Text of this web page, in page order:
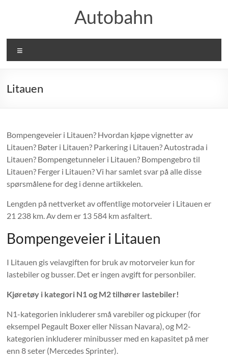
Autobahn
Litauen
Bompengeveier i Litauen? Hvordan kjøpe vignetter av
Litauen? Bøter i Litauen? Parkering i Litauen? Autostrada i
Litauen? Bompengetunneler i Litauen? Bompengebro til
Litauen? Ferger i Litauen? Vi har samlet svar på alle disse
spørsmålene for deg i denne artikkelen.
Lengden på nettverket av offentlige motorveier i Litauen er
21 238 km. Av dem er 13 584 km asfaltert.
Bompengeveier i Litauen
I Litauen gis veiavgiften for bruk av motorveier kun for
lastebiler og busser. Det er ingen avgift for personbiler.
Kjøretøy i kategori N1 og M2 tilhører lastebiler!
N1-kategorien inkluderer små varebiler og pickuper (for
eksempel Pegault Boxer eller Nissan Navara), og M2-
kategorien inkluderer minibusser med en kapasitet på mer
enn 8 seter (Mercedes Sprinter).